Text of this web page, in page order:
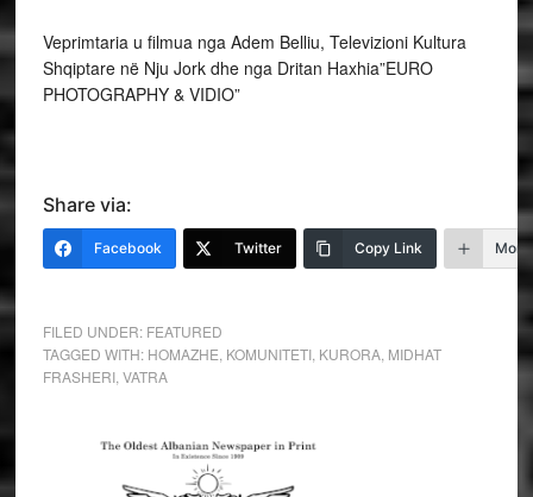
Veprimtaria u filmua nga Adem Belliu, Televizioni Kultura
Shqiptare në Nju Jork dhe nga Dritan Haxhia”EURO
PHOTOGRAPHY & VIDIO”
Share via:
Facebook Twitter Copy Link More
FILED UNDER: FEATURED
TAGGED WITH: HOMAZHE KOMUNITETI, KURORA, MIDHAT
FRASHERI, VATRA